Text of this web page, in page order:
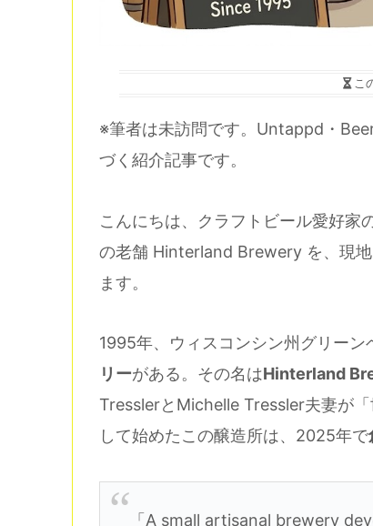
こ
※筆者は未訪問です。Untappd・
づく紹介記事です。
こんにちは、クラフトビール愛好家
の老舗 Hinterland Brewery を、現
ます。
1995年、ウィスコンシン州グリーン
リーがある。その名はHinterland
TresslerとMichelle Tressler夫妻が
して始めたこの醸造所は、2025年で
「A small artisanal brewery